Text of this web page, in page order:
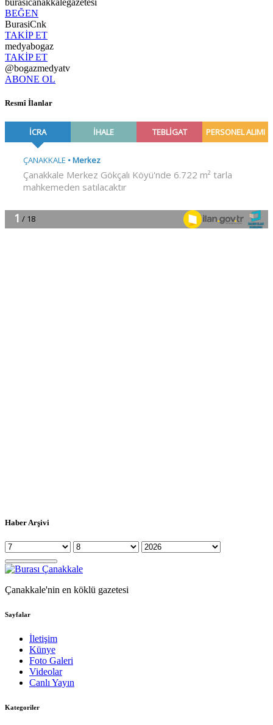
BEĞEN
BurasiCnk
TAKİP ET
medyabogaz
TAKİP ET
@bogazmedyatv
ABONE OL
Resmî İlanlar
Haber Arşivi
Çanakkale'nin en köklü gazetesi
Sayfalar
İletişim
Künye
Foto Galeri
Videolar
Canlı Yayın
Kategoriler